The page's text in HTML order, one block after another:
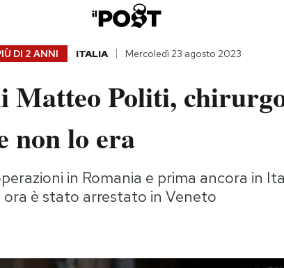
DI 2 ANNI ITALIA Mercoledì 23 agosto 2023
Matteo Politi,
non lo era
in Romania e prima ancora in
è stato arrestato in Veneto